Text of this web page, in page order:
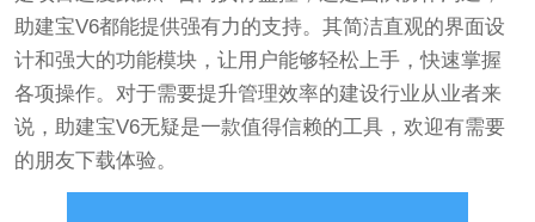
助建宝V6都能提供强有力的支持。其简洁直观的界面设
计和强大的功能模块，让用户能够轻松上手，快速掌握
各项操作。对于需要提升管理效率的建设行业从业者来
说，助建宝V6无疑是一款值得信赖的工具，欢迎有需要
的朋友下载体验。